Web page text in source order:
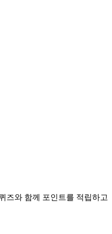
즈와 함께 포인트를 적립하고